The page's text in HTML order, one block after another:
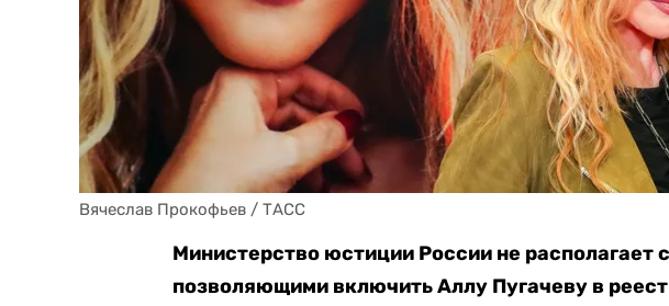
Вячеслав Прокофьев / ТАСС
Министерство юстиции России не располагает
позволяющими включить Аллу Пугачеву в